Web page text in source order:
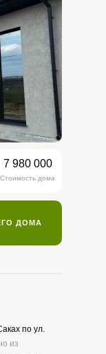
по ул.
из
7 980 000
Стоимость дома
ДОМА